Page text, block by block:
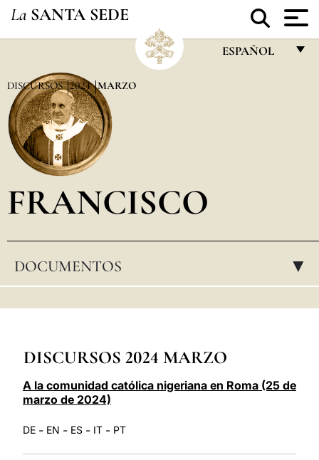
La SANTA SEDE
ESPAÑOL
POLSKI
DISCURSOS 2024 MARZO
FRANCISCO
DOCUMENTOS ▸
DISCURSOS 2024 MARZO
A la comunidad católica nigeriana en Roma (25 de
marzo de 2024)
DE - EN - ES - IT - PT